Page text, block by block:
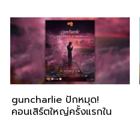
guncharlie ปักหมุด!
คอนเสิร์ตใหญ่ครั้งแรกใน